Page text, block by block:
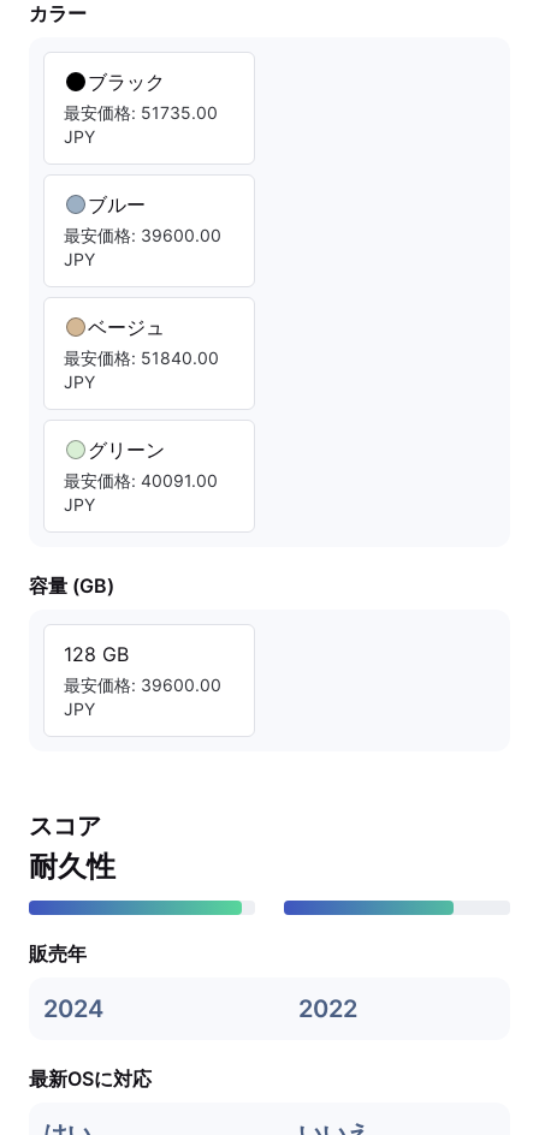
カラー
ブラック
最安価格: 51735.00
JPY
ブルー
最安価格: 39600.00
JPY
ベージュ
最安価格: 51840.00
JPY
グリーン
最安価格: 40091.00
JPY
容量 (GB)
128 GB
最安価格: 39600.00
JPY
スコア
耐久性
販売年
2024 2022
最新OSに対応